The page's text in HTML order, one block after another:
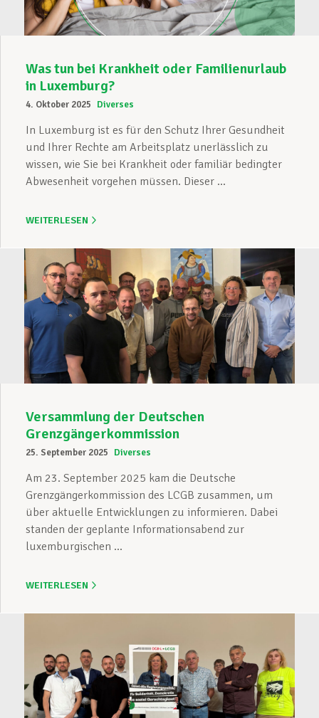
Was tun bei Krankheit oder Familienurlaub
in Luxemburg?
4. Oktober 2025 Diverses
In Luxemburg ist es für den Schutz Ihrer Gesundheit
und Ihrer Rechte am Arbeitsplatz unerlässlich zu
wissen, wie Sie bei Krankheit oder familiär bedingter
Abwesenheit vorgehen müssen. Dieser ...
WEITERLESEN
Versammlung der Deutschen
Grenzgängerkommission
25. September 2025 Diverses
Am 23. September 2025 kam die Deutsche
Grenzgängerkommission des LCGB zusammen, um
über aktuelle Entwicklungen zu informieren. Dabei
standen der geplante Informationsabend zur
luxemburgischen ...
WEITERLESEN